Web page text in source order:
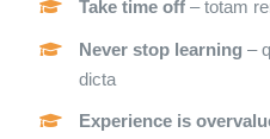
Take time off – totam
Never stop learning –
dicta
Experience is